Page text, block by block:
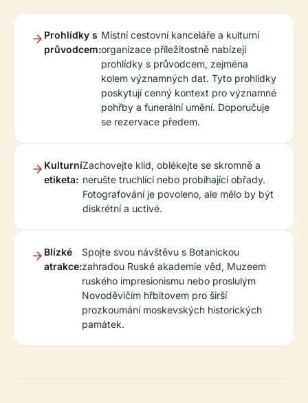
Prohlídky s
průvodcem:
Místní cestovní kanceláře a kulturní
organizace příležitostně nabízejí
prohlídky s průvodcem, zejména
kolem významných dat. Tyto prohlídky
poskytují cenný kontext pro významné
pohřby a funerální umění. Doporučuje
se rezervace předem.
Kulturní
etiketa:
Zachovejte klid, oblékejte se skromně a
nerušte truchlící nebo probíhající obřady.
Fotografování je povoleno, ale mělo by být
diskrétní a uctivé.
Blízké
atrakce:
Spojte svou návštěvu s Botanickou
zahradou Ruské akademie věd, Muzeem
ruského impresionismu nebo proslulým
Novoděvičím hřbitovem pro širší
prozkoumání moskevských historických
památek.